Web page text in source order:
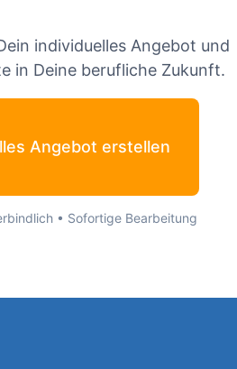
individuelles Angebot und
in Deine berufliche Zukunft.
Angebot erstellen
• Sofortige Bearbeitung